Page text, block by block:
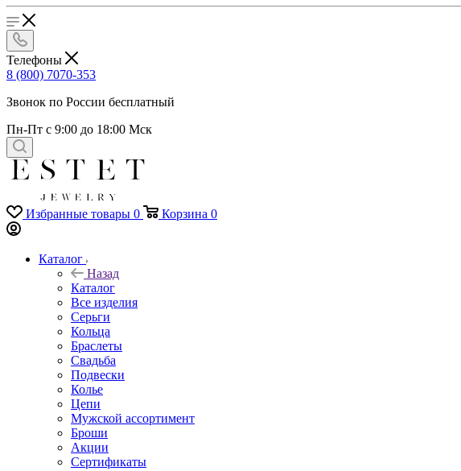
Телефоны
8 (800) 7070-353
Звонок по России бесплатный
Пн-Пт с 9:00 до 18:00 Мск
Избранные товары 0 Корзина 0
Каталог
Назад
Каталог
Все изделия
Серьги
Кольца
Браслеты
Свадьба
Подвески
Колье
Цепи
Мужской ассортимент
Броши
Акции
Сертификаты